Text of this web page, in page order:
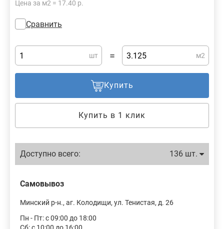
Цена за м2 = 17.40 р.
Сравнить
шт = м2
Купить
Купить в 1 клик
Доступно всего: 136 шт.
Самовывоз
Минский р-н., аг. Колодищи, ул. Тенистая, д. 26
Пн - Пт: с 09:00 до 18:00